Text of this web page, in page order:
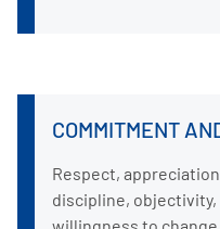
COMMITMENT
Respect,
discipline,